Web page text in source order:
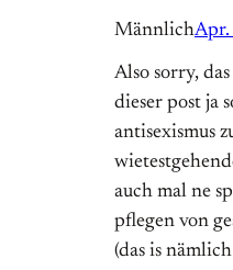
MännlichApr.
Also sorry,
dieser post ja
antisexismus
auch mal ne
pflegen von
(das is